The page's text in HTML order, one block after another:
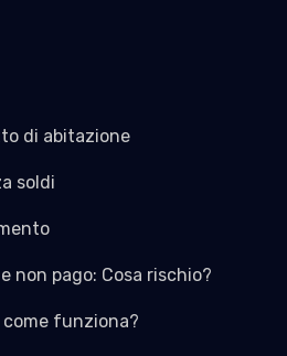
di abitazione
soldi
non pago: Cosa rischio?
come funziona?